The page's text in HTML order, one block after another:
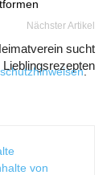
.
Nächster Artikel
sucht
Lieblingsrezepten
von